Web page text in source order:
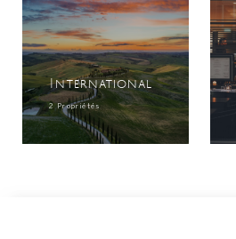
International
2 Propriétés